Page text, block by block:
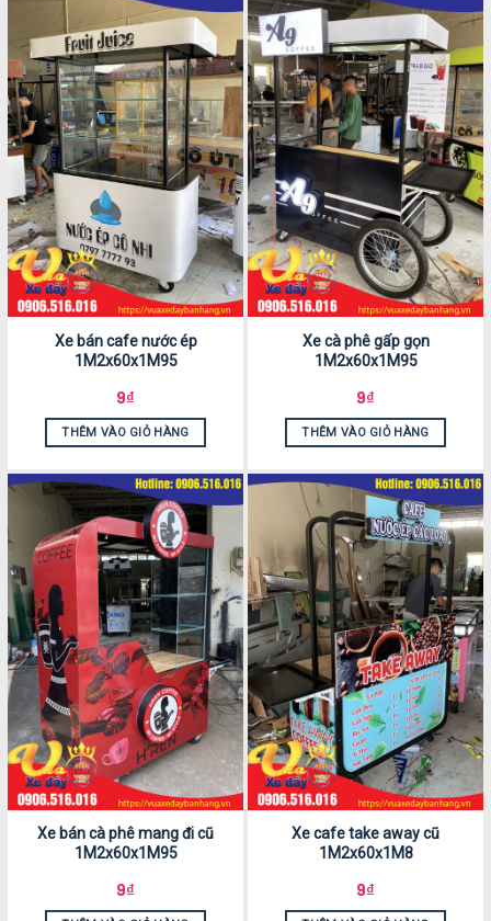
Xe bán cafe nước ép
1M2x60x1M95
9₫
THÊM VÀO GIỎ HÀNG
Xe cà phê gấp gọn
1M2x60x1M95
9₫
THÊM VÀO GIỎ HÀNG
Xe bán cà phê mang đi cũ
1M2x60x1M95
9₫
Xe cafe take away cũ
1M2x60x1M8
9₫